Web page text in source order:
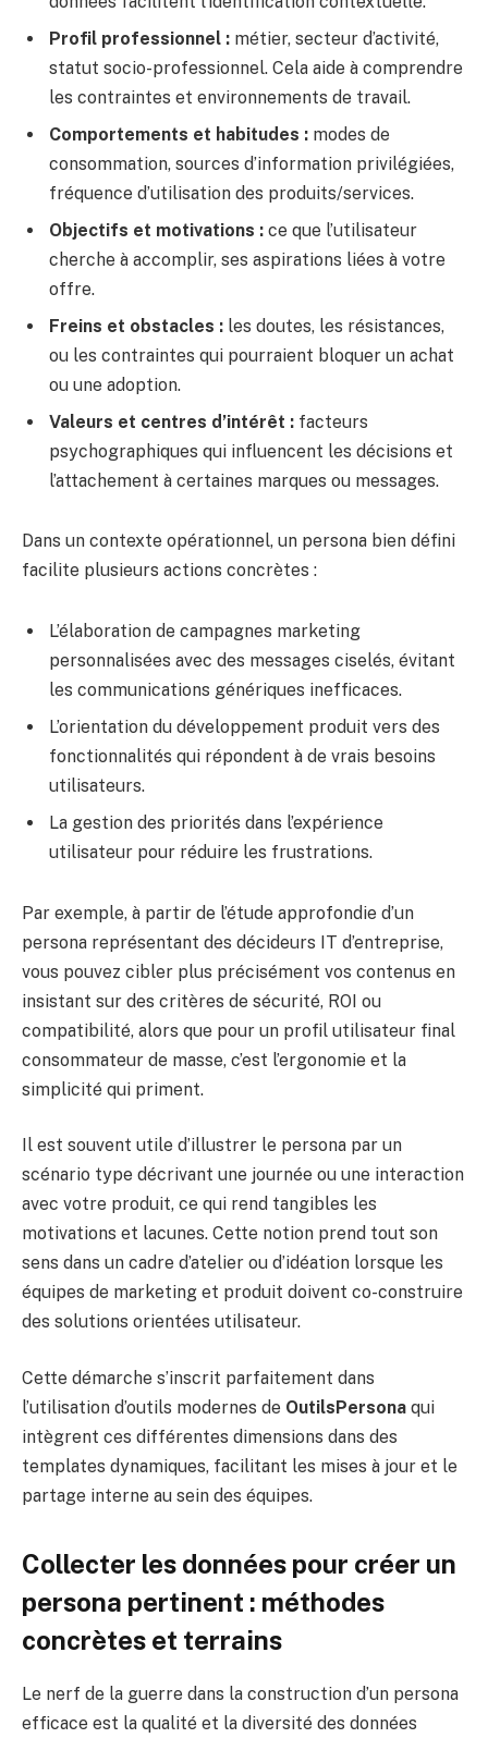
Profil professionnel : métier, secteur d’activité,
statut socio-professionnel. Cela aide à comprendre
les contraintes et environnements de travail.
Comportements et habitudes : modes de
consommation, sources d’information privilégiées,
fréquence d’utilisation des produits/services.
Objectifs et motivations : ce que l’utilisateur
cherche à accomplir, ses aspirations liées à votre
offre.
Freins et obstacles : les doutes, les résistances,
ou les contraintes qui pourraient bloquer un achat
ou une adoption.
Valeurs et centres d’intérêt : facteurs
psychographiques qui influencent les décisions et
l’attachement à certaines marques ou messages.
Dans un contexte opérationnel, un persona bien défini
facilite plusieurs actions concrètes :
L’élaboration de campagnes marketing
personnalisées avec des messages ciselés, évitant
les communications génériques inefficaces.
L’orientation du développement produit vers des
fonctionnalités qui répondent à de vrais besoins
utilisateurs.
La gestion des priorités dans l’expérience
utilisateur pour réduire les frustrations.
Par exemple, à partir de l’étude approfondie d’un
persona représentant des décideurs IT d’entreprise,
vous pouvez cibler plus précisément vos contenus en
insistant sur des critères de sécurité, ROI ou
compatibilité, alors que pour un profil utilisateur final
consommateur de masse, c’est l’ergonomie et la
simplicité qui priment.
Il est souvent utile d’illustrer le persona par un
scénario type décrivant une journée ou une interaction
avec votre produit, ce qui rend tangibles les
motivations et lacunes. Cette notion prend tout son
sens dans un cadre d’atelier ou d’idéation lorsque les
équipes de marketing et produit doivent co-construire
des solutions orientées utilisateur.
Cette démarche s’inscrit parfaitement dans
l’utilisation d’outils modernes de OutilsPersona qui
intègrent ces différentes dimensions dans des
templates dynamiques, facilitant les mises à jour et le
partage interne au sein des équipes.
Collecter les données pour créer un
persona pertinent : méthodes
concrètes et terrains
Le nerf de la guerre dans la construction d’un persona
efficace est la qualité et la diversité des données